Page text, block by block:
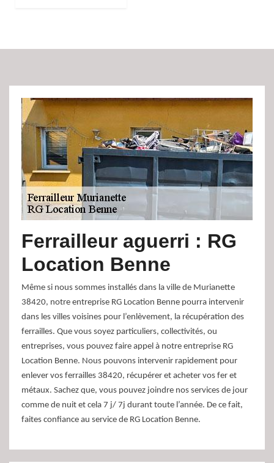
Ferrailleur aguerri : RG
Location Benne
Même si nous sommes installés dans la ville de Murianette
38420, notre entreprise RG Location Benne pourra intervenir
dans les villes voisines pour l’enlèvement, la récupération des
ferrailles. Que vous soyez particuliers, collectivités, ou
entreprises, vous pouvez faire appel à notre entreprise RG
Location Benne. Nous pouvons intervenir rapidement pour
enlever vos ferrailles 38420, récupérer et acheter vos fer et
métaux. Sachez que, vous pouvez joindre nos services de jour
comme de nuit et cela 7 j/ 7j durant toute l’année. De ce fait,
faites confiance au service de RG Location Benne.